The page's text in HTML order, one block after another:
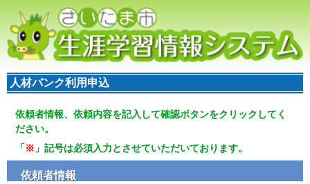
人材バンク利用申込
依頼者情報、依頼内容を記入して確認ボタンをクリックしてく
ださい。
「 ※ 」記号は必須入力とさせていただいております。
依頼者情報